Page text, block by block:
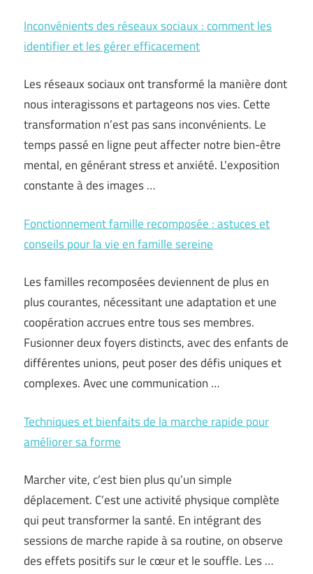
Inconvénients des réseaux sociaux : comment les
identifier et les gérer efficacement
Les réseaux sociaux ont transformé la manière dont
nous interagissons et partageons nos vies. Cette
transformation n’est pas sans inconvénients. Le
temps passé en ligne peut affecter notre bien-être
mental, en générant stress et anxiété. L’exposition
constante à des images …
Fonctionnement famille recomposée : astuces et
conseils pour la vie en famille sereine
Les familles recomposées deviennent de plus en
plus courantes, nécessitant une adaptation et une
coopération accrues entre tous ses membres.
Fusionner deux foyers distincts, avec des enfants de
différentes unions, peut poser des défis uniques et
complexes. Avec une communication …
Techniques et bienfaits de la marche rapide pour
améliorer sa forme
Marcher vite, c’est bien plus qu’un simple
déplacement. C’est une activité physique complète
qui peut transformer la santé. En intégrant des
sessions de marche rapide à sa routine, on observe
des effets positifs sur le cœur et le souffle. Les …